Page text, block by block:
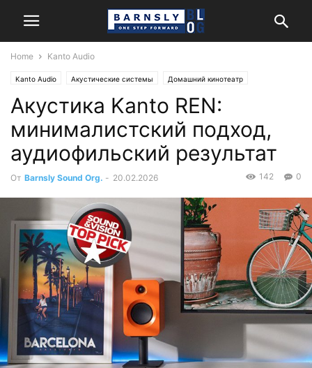
Home Kanto Audio
Kanto Audio Акустические системы Домашний кинотеатр
Обзоры и тесты
Акустика Kanto REN:
минималистский подход,
аудиофильский результат
От Barnsly Sound Org. - 20.02.2026 0
142